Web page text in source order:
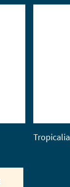
Tropicalia